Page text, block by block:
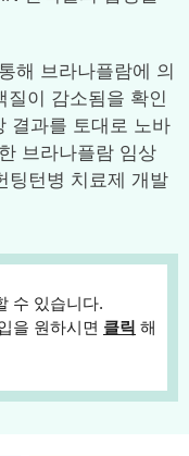
해 브라나플람에 의
질이 감소됨을 확인
결과를 토대로 노바
브라나플람 임상
팅턴병 치료제 개발
수 있습니다.
을 원하시면 클릭 해